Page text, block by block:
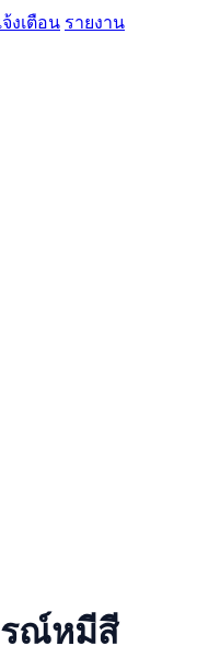
งเตือน รายงาน
ณ์หมีสี